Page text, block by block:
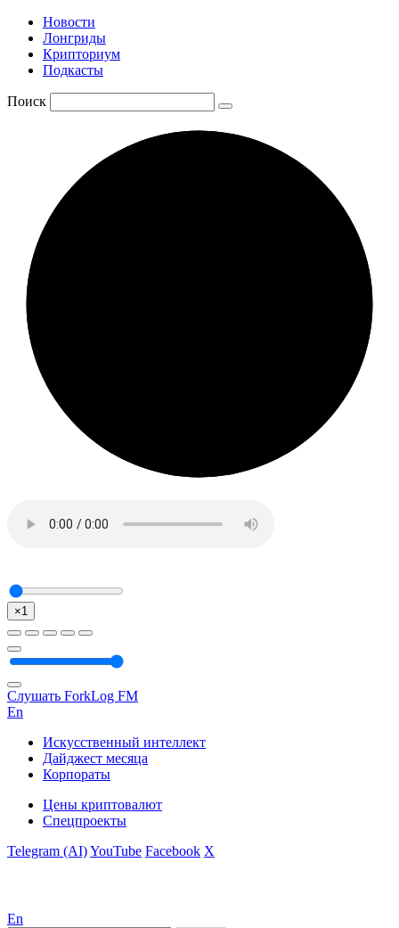
Новости
Лонгриды
Крипториум
Подкасты
Поиск
×1
Слушать ForkLog FM
En
Искусственный интеллект
Дайджест месяца
Корпораты
Цены криптовалют
Спецпроекты
Telegram (AI)YouTube Facebook X
En